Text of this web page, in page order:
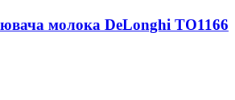
молока DeLonghi TO1166